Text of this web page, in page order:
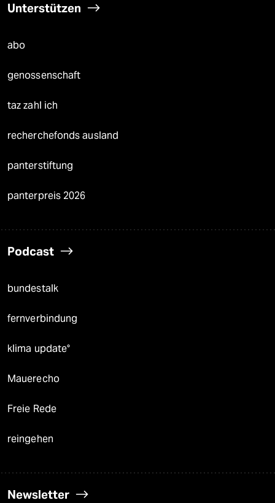
Unterstützen
abo
genossenschaft
taz zahl ich
recherchefonds ausland
panterstiftung
panterpreis 2026
Podcast
bundestalk
fernverbindung
klima update°
Mauerecho
Freie Rede
reingehen
Newsletter